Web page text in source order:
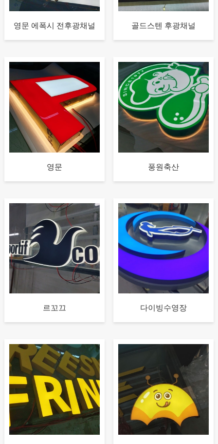
영문 에폭시 전후광채널 골드스텐 후광채널
영문 풍원축산
르꼬끄 다이빙수영장